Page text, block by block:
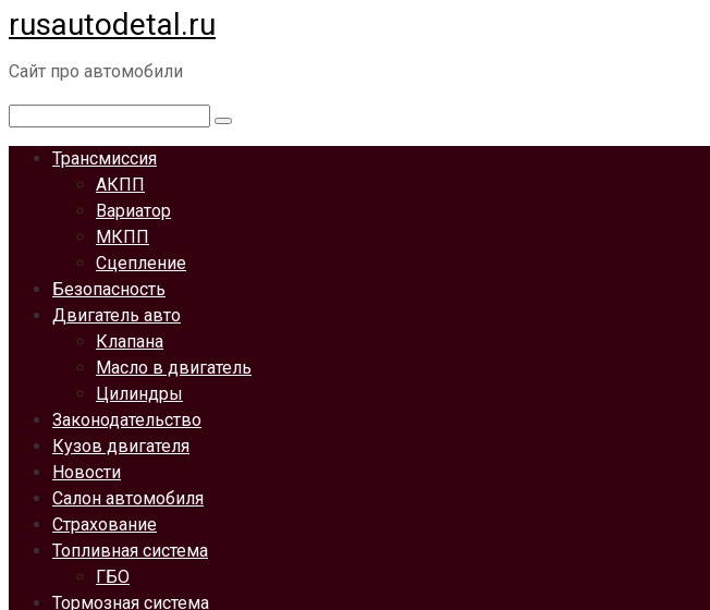
Перейти
к
контенту
rusautodetal.ru
Сайт про автомобили
Трансмиссия
АКПП
Вариатор
МКПП
Сцепление
Безопасность
Двигатель авто
Клапана
Масло в двигатель
Цилиндры
Законодательство
Кузов двигателя
Новости
Салон автомобиля
Страхование
Топливная система
ГБО
Тормозная система